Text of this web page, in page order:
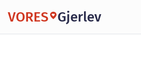
VORES Gjerlev